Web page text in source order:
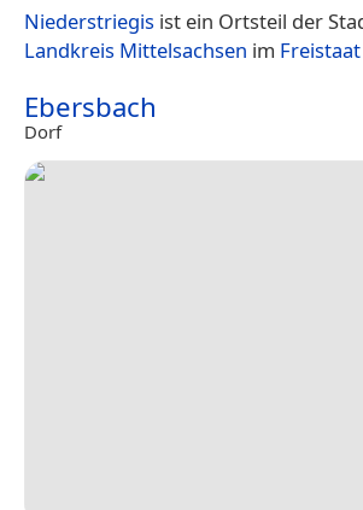
Niederstriegis ist ein Ortsteil der
Landkreis Mittelsachsen im
Ebersbach
Dorf